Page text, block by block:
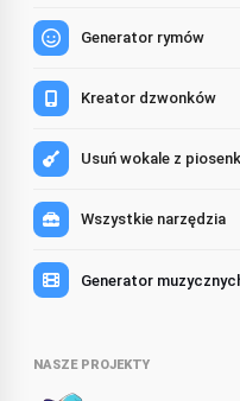
Generator rymów
Kreator dzwonków
Usuń wokale z
Wszystkie narzędzia
Generator
NASZE PROJEKTY